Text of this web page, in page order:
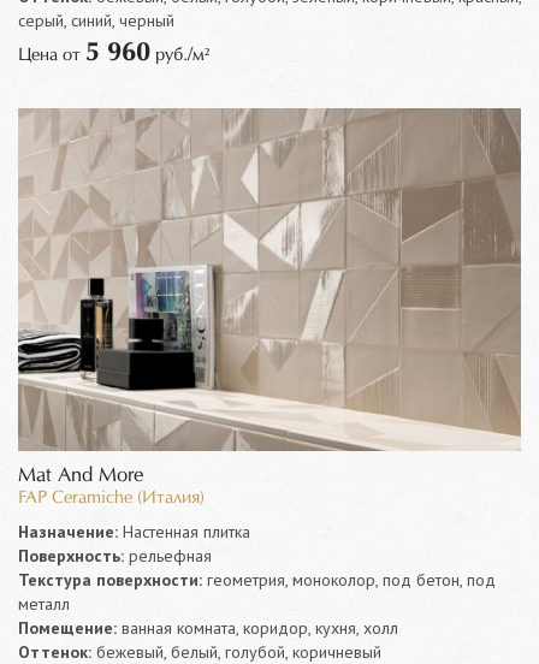
серый, синий, черный
Цена от 5 960 руб./м²
Mat And More
FAP Ceramiche (Италия)
Назначение: Настенная плитка
Поверхность: рельефная
Текстура поверхности: геометрия, моноколор, под бетон, под
металл
Помещение: ванная комната, коридор, кухня, холл
Оттенок: бежевый, белый, голубой, коричневый